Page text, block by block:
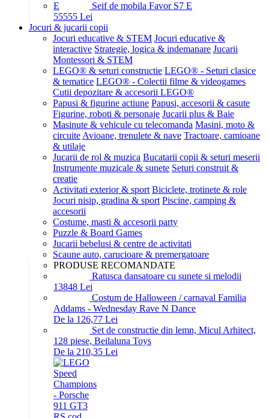
Seif de mobila Favor S7 E
55555 Lei
Jocuri & jucarii copii
Jocuri educative & STEM Jocuri educative &
interactive Strategie, logica & indemanare Jucarii
Montessori & STEM
LEGO® & seturi constructie LEGO® - Seturi clasice
& tematice LEGO® - Colectii filme & videogames
Cutii depozitare & accesorii LEGO®
Papusi & figurine actiune Papusi, accesorii & casute
Figurine, roboti & personaje Jucarii plus & Baie
Masinute & vehicule cu telecomanda Masini, moto &
circuite Avioane, trenulete & nave Tractoare, camioane
& utilaje
Jucarii de rol & muzica Bucatarii copii & seturi meserii
Instrumente muzicale & sunete Seturi construit &
creatie
Activitati exterior & sport Biciclete, trotinete & role
Jocuri nisip, gradina & sport Piscine, camping &
accesorii
Costume, masti & accesorii party
Puzzle & Board Games
Jucarii bebelusi & centre de activitati
Scaune auto, carucioare & premergatoare
PRODUSE RECOMANDATE
Ratusca dansatoare cu sunete si melodii
13848 Lei
Costum de Halloween / carnaval Familia
Addams - Wednesday Rave N Dance
De la 126,77 Lei
Set de constructie din lemn, Micul Arhitect,
128 piese, Beilaluna Toys
De la 210,35 Lei